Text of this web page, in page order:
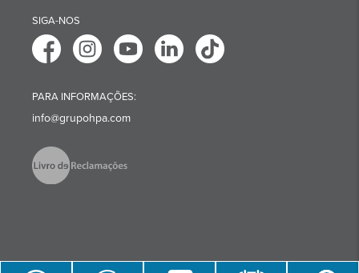
SIGA-NOS
PARA INFORMAÇÕES:
info@grupohpa.com